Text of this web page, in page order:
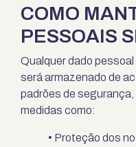
COMO
PESSOAIS
Qualquer dado
será armazenado de
padrões de segurança,
medidas como:
• Proteção dos